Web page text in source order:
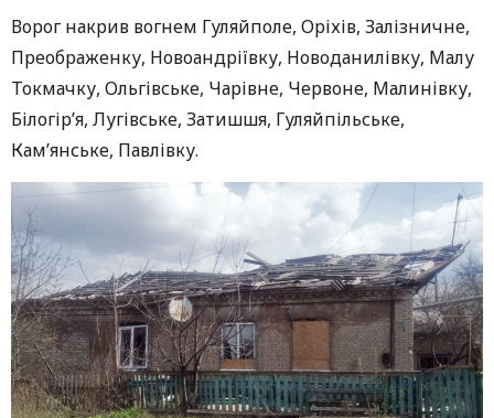
Ворог накрив вогнем Гуляйполе, Оріхів, Залізничне,
Преображенку, Новоандріївку, Новоданилівку, Малу
Токмачку, Ольгівське, Чарівне, Червоне, Малинівку,
Білогір’я, Лугівське, Затишшя, Гуляйпільське,
Кам’янське, Павлівку.